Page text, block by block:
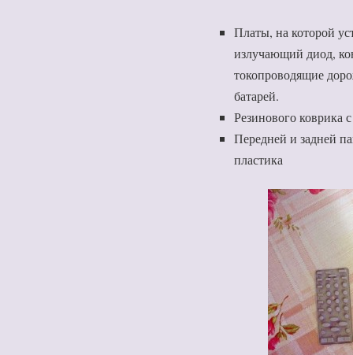
Платы, на которой
излучающий диод,
токопроводящие
батарей.
Резинового коврика
Передней и задней
пластика